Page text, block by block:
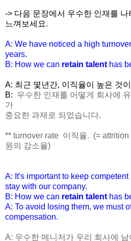
-> 다음 문장에서 우수한 인재를
느껴보세요.
A: We have noticed a high
years.
B: How we can retain talent has
A: 최근 몇년간, 이직율이 높은 것
B: 우수한 인재를 어떻게 회사에
가
중요한 과제로 되었습니다.
** turnover rate 이직율. (=
원의 감소율)
A: It's important to keep
stay with our company.
B: How we can retain talent has
A: To avoid losing them, we must
compensation.
A: 우수한 메니저가 우리 회사에